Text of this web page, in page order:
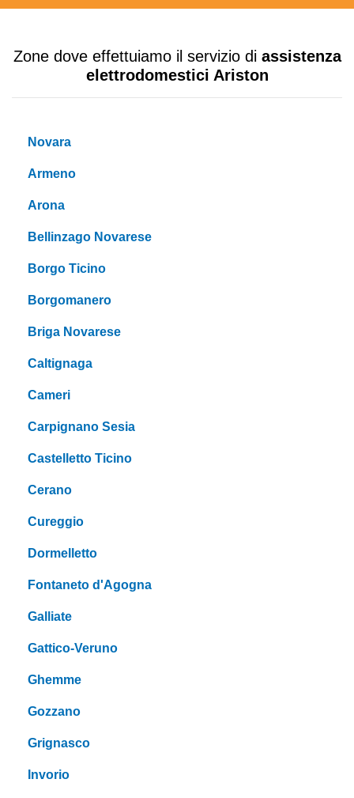
Zone dove effettuiamo il servizio di assistenza
elettrodomestici Ariston
Novara
Armeno
Arona
Bellinzago Novarese
Borgo Ticino
Borgomanero
Briga Novarese
Caltignaga
Cameri
Carpignano Sesia
Castelletto Ticino
Cerano
Cureggio
Dormelletto
Fontaneto d'Agogna
Galliate
Gattico-Veruno
Ghemme
Gozzano
Grignasco
Invorio